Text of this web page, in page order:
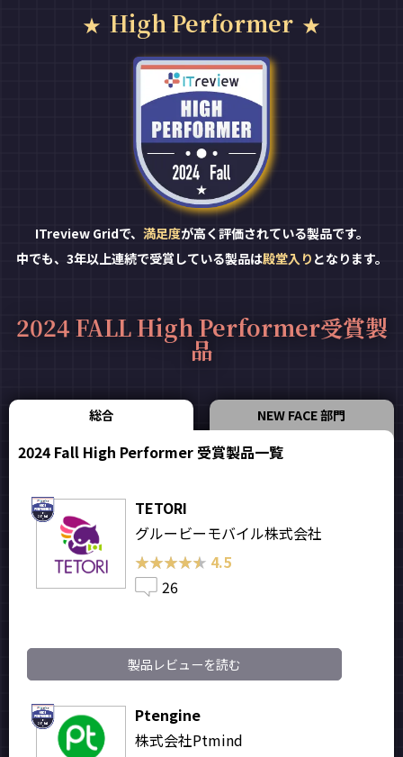
High Performer
ITreview Gridで、 満足度が高く評価されている製品です。
中でも、3年以上連続で受賞している製品は殿堂入り となります。
2024 FALL High Performer受賞製
品
総合 NEW FACE 部門
2024 Fall High Performer 受賞製品一覧
TETORI
グルービーモバイル株式会社
★★★★★
★★★★★ 4.5
26
製品レビューを読む
Ptengine
株式会社Ptmind